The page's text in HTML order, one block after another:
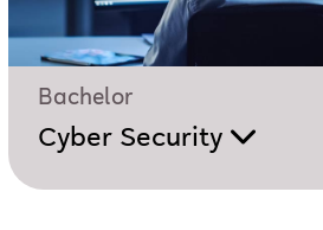
Bachelor
Cyber Security